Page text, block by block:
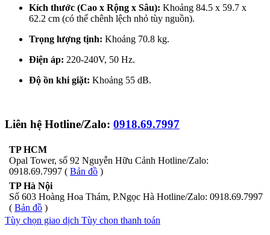
Kích thước (Cao x Rộng x Sâu): Khoảng 84.5 x 59.7 x
62.2 cm (có thể chênh lệch nhỏ tùy nguồn).
Trọng lượng tịnh: Khoảng 70.8 kg.
Điện áp: 220-240V, 50 Hz.
Độ ồn khi giặt: Khoảng 55 dB.
Liên hệ Hotline/Zalo: 0918.69.7997
TP HCM
Opal Tower, số 92 Nguyễn Hữu Cảnh Hotline/Zalo:
0918.69.7997 ( Bản đồ )
TP Hà Nội
Số 603 Hoàng Hoa Thám, P.Ngọc Hà Hotline/Zalo: 0918.69.7997
( Bản đồ )
Tùy chọn giao dịch Tùy chọn thanh toán